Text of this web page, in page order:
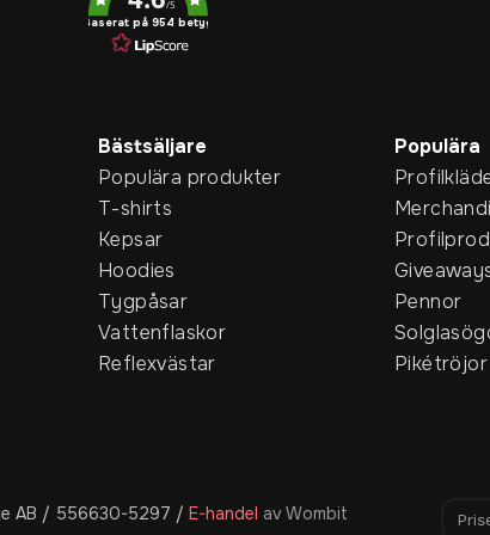
/5
Baserat på 954 betyg
Bästsäljare
Populära produkter
T-shirts
Kepsar
Hoodies
Tygpåsar
Vattenflaskor
Reflexvästar
Populära
Pennor
Pikétröjor
AB / 556630-5297 / E-handel av Wombit